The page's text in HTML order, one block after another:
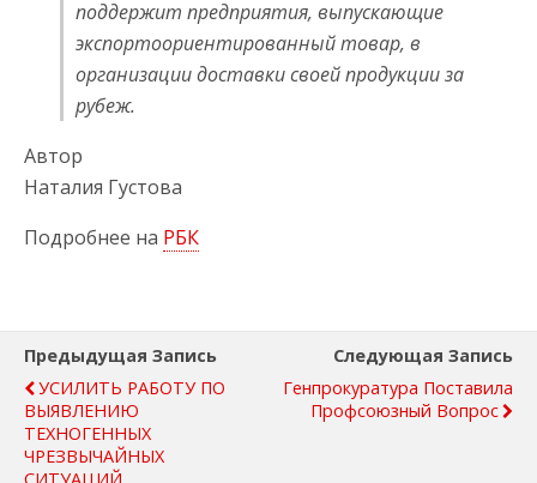
поддержит предприятия, выпускающие
экспортоориентированный товар, в
организации доставки своей продукции за
рубеж.
Автор
Наталия Густова
Подробнее на РБК
Предыдущая Запись
УСИЛИТЬ РАБОТУ ПО
ВЫЯВЛЕНИЮ
ТЕХНОГЕННЫХ
ЧРЕЗВЫЧАЙНЫХ
Следующая Запись
Генпрокуратура Поставила
Профсоюзный Вопрос